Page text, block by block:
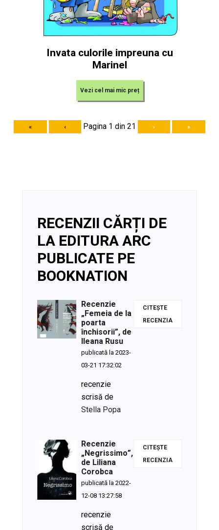
Invata culorile impreuna cu
Marinel
Vezi cel mai mic preț
« ‹ Pagina 1 din 21 › »
RECENZII CĂRȚI DE
LA EDITURA ARC
PUBLICATE PE
BOOKNATION
Recenzie
„Femeia de la
poarta
închisorii”, de
Ileana Rusu
publicată la 2023-
03-21 17:32:02
recenzie
scrisă de
Stella Popa
CITEȘTE
RECENZIA
Recenzie
„Negrissimo”,
de Liliana
Corobca
publicată la 2022-
12-08 13:27:58
recenzie
scrisă de
CITEȘTE
RECENZIA